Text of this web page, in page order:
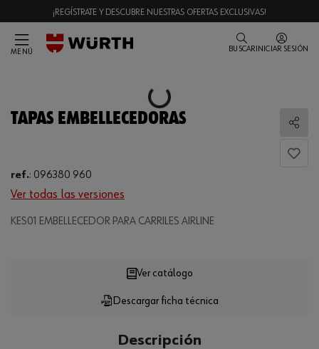
¡REGÍSTRATE Y DESCUBRE NUESTRAS OFERTAS EXCLUSIVAS!
MENÚ BUSCAR INICIAR SESIÓN
Loading...
TAPAS EMBELLECEDORAS
ref.: 096380 960
Ver todas las versiones
KES01 EMBELLECEDOR PARA CARRILES AIRLINE
Loading...
Descargar ficha técnica
Ver catálogo
Descripción